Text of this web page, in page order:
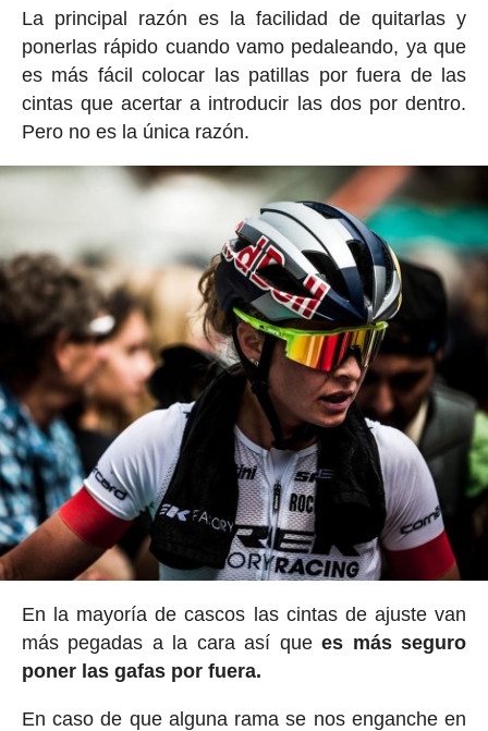
La principal razón es la facilidad de quitarlas y
ponerlas rápido cuando vamo pedaleando, ya que
es más fácil colocar las patillas por fuera de las
cintas que acertar a introducir las dos por dentro.
Pero no es la única razón.
En la mayoría de cascos las cintas de ajuste van
más pegadas a la cara así quees más seguro
poner las gafas por fuera.
En caso de que alguna rama se nos enganche en